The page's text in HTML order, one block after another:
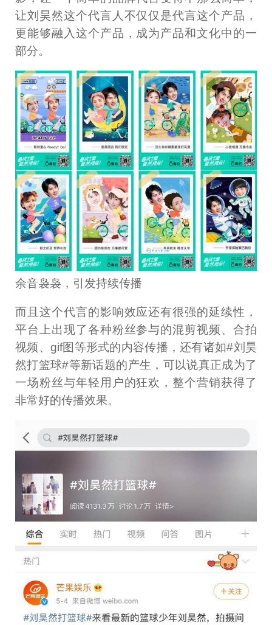
让刘昊然这个代言人不仅仅是代言这个产品，
更能够融入这个产品，成为产品和文化中的一
部分。
余音袅袅，引发持续传播
而且这个代言的影响效应还有很强的延续性，
平台上出现了各种粉丝参与的混剪视频、合拍
视频、gif图等形式的内容传播，还有诸如#刘昊
然打篮球#等新话题的产生，可以说真正成为了
一场粉丝与年轻用户的狂欢，整个营销获得了
非常好的传播效果。